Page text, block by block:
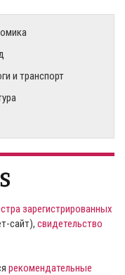
и транспорт
зарегистрированных
сайт), свидетельство
рекомендательные